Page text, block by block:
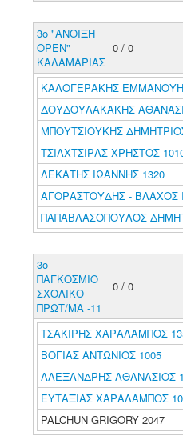
3ο "ΑΝΟΙΞΗ
ΟΡΕΝ"
ΚΑΛΑΜΑΡΙΑΣ
0 / 0
ΚΑΛΟΓΕΡΑΚΗΣ
ΔΟΥΔΟΥΛΑΚΑΚΗΣ
ΜΠΟΥΤΣΙΟΥΚΗΣ
ΤΣΙΑΧΤΣΙΡΑΣ ΧΡΗΣΤΟΣ
ΛΕΚΑΤΗΣ ΙΩΑΝΝΗΣ 1320
ΑΓΟΡΑΣΤΟΥΔΗΣ - ΒΛΑΧΟΣ
ΠΑΠΑΒΛΑΣΟΠΟΥΛΟΣ
3ο
ΠΑΓΚΟΣΜΙΟ
ΣΧΟΛΙΚΟ
ΠΡΩΤ/ΜΑ -11
0 / 0
ΤΣΑΚΙΡΗΣ ΧΑΡΑΛΑΜΠΟΣ
ΒΟΓΙΑΣ ΑΝΤΩΝΙΟΣ 1005
ΑΛΕΞΑΝΔΡΗΣ ΑΘΑΝΑΣΙΟΣ
ΕΥΤΑΞΙΑΣ ΧΑΡΑΛΑΜΠΟΣ
PALCHUN GRIGORY 2047